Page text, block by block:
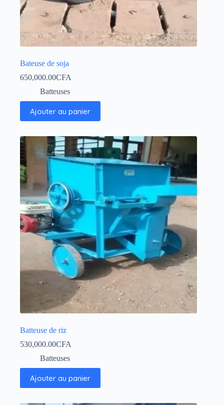
Bateuse de soja
650,000.00CFA
Batteuses
Ajouter au panier
Batteuse de riz
530,000.00CFA
Batteuses
Ajouter au panier